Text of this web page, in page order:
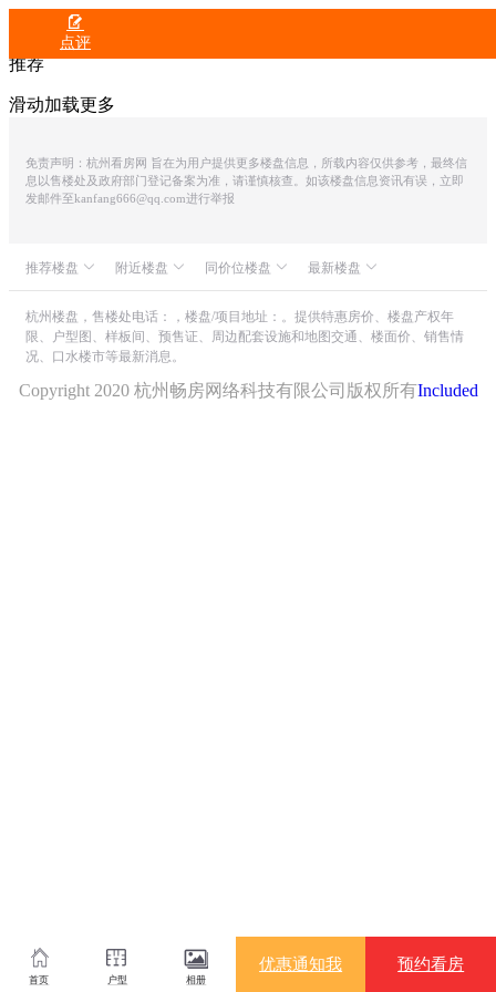

点评
推荐
滑动加载更多
免责声明：杭州看房网 旨在为用户提供更多楼盘信息，所载内容仅供参考，最终信
息以售楼处及政府部门登记备案为准，请谨慎核查。如该楼盘信息资讯有误，立即
发邮件至kanfang666@qq.com进行举报
推荐楼盘 附近楼盘 同价位楼盘 最新楼盘
众安IOC潮悦公馆 中融蓝城CoC理想城
世茂同人山庄
朗诗溪涧雅庐
恒基旭辉府
保利和著文华轩
滨江华润建杭・映运轩
大家运河之星
山水燕庐
河昱云境府
映宸里
保利和著文华轩
滨润锦翠城
山水颐萃别院
绿城・湖栖云庐
滨运映翠湾
杭州楼盘，售楼处电话：，楼盘/项目地址：。提供特惠房价、楼盘产权年
限、户型图、样板间、预售证、周边配套设施和地图交通、楼面价、销售情
况、口水楼市等最新消息。
Copyright 2020 杭州畅房网络科技有限公司版权所有Included
首页 户型 相册
优惠通知我 预约看房